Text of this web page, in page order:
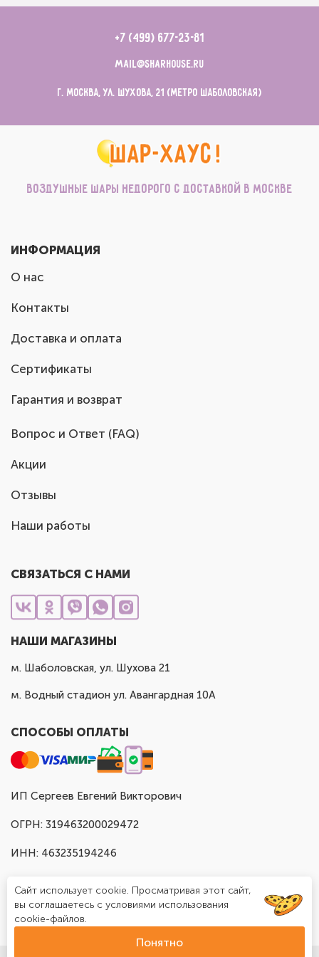
+7 (499) 677-23-81
mail@sharhouse.ru
г. Москва, ул. Шухова, 21 (метро Шаболовская)
Воздушные шары недорого с доставкой в Москве
ИНФОРМАЦИЯ
О нас
Контакты
Доставка и оплата
Сертификаты
Гарантия и возврат
Вопрос и Ответ (FAQ)
Акции
Отзывы
Наши работы
СВЯЗАТЬСЯ С НАМИ
НАШИ МАГАЗИНЫ
м. Шаболовская, ул. Шухова 21
м. Водный стадион ул. Авангардная 10А
СПОСОБЫ ОПЛАТЫ
ИП Сергеев Евгений Викторович
ОГРН: 319463200029472
ИНН: 463235194246
Сайт использует cookie. Просматривая этот сайт,
вы соглашаетесь с условиями использования
cookie-файлов.
Понятно